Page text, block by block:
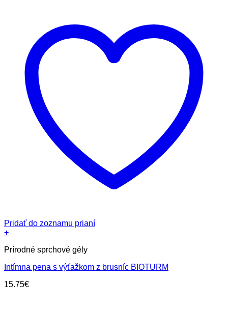
Pridať do zoznamu prianí
+
Prírodné sprchové gély
Intímna pena s výťažkom z brusníc BIOTURM
15.75€